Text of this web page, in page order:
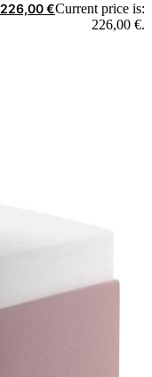
226,00€Current price is:
226,00 €.